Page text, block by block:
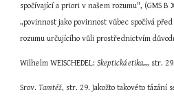
spočívající a priori v našem rozumu", (GMS B
„povinnost jako povinnost vůbec spočívá
rozumu určujícího vůli prostřednictvím
Wilhelm WEISCHEDEL: Skeptická etika..., str. 29.
Srov. Tamtéž, str. 29. Jakožto takovéto tázání